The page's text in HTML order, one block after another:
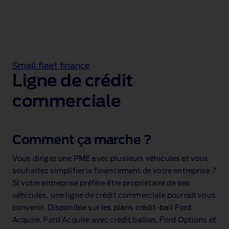
Small fleet finance
Ligne de crédit
commerciale
Comment ça marche ?
Vous dirigez une PME avec plusieurs véhicules et vous
souhaitez simplifier le financement de votre entreprise ?
Si votre entreprise préfère être propriétaire de ses
véhicules, une ligne de crédit commerciale pourrait vous
convenir. Disponible sur les plans crédit‑bail Ford
Acquire, Ford Acquire avec crédit ballon, Ford Options et